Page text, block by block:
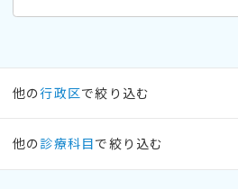
他の行政区で絞り込む
他の 診療科目で絞り込む